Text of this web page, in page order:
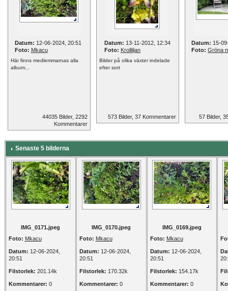
Datum: 12-06-2024, 20:51
Foto: Mkacu
Här finns medlemmarnas alla
album...
44035 Bilder, 2292
Kommentarer
Datum: 13-11-2012, 12:34
Foto: Krolliljan
Bilder på olika växter indelade
efter sort
573 Bilder, 37 Kommentarer
Datum: 15-
Foto: Gröna
57 Bilder,
Senaste 5 bilderna
IMG_0171.jpeg
Foto: Mkacu
Datum: 12-06-2024,
20:51
Filstorlek: 201.14k
Kommentarer: 0
IMG_0170.jpeg
Foto: Mkacu
Datum: 12-06-2024,
20:51
Filstorlek: 170.32k
Kommentarer: 0
IMG_0169.jpeg
Foto: Mkacu
Datum: 12-06-2024,
20:51
Filstorlek: 154.17k
Kommentarer: 0